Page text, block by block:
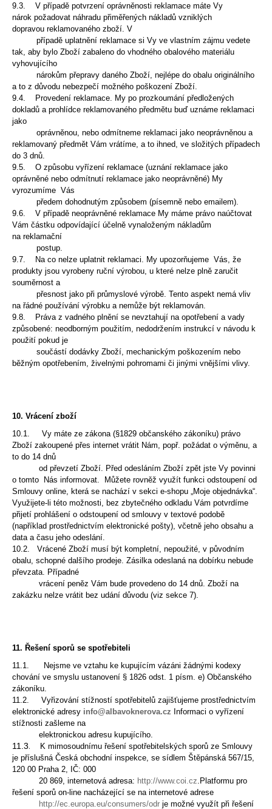
9.3. V případě potvrzení oprávněnosti reklamace máte Vy
nárok požadovat náhradu přiměřených nákladů vzniklých
dopravou reklamovaného zboží. V
případě uplatnění reklamace si Vy ve vlastním zájmu vedete
tak, aby bylo Zboží zabaleno do vhodného obalového materiálu
vyhovujícího
nárokům přepravy daného Zboží, nejlépe do obalu originálního
a to z důvodu nebezpečí možného poškození Zboží.
9.4. Provedení reklamace. My po prozkoumání předložených
dokladů a prohlídce reklamovaného předmětu buď uznáme reklamaci
jako
oprávněnou, nebo odmítneme reklamaci jako neoprávněnou a
reklamovaný předmět Vám vrátíme, a to ihned, ve složitých případech
do 3 dnů.
9.5. O způsobu vyřízení reklamace (uznání reklamace jako
oprávněné nebo odmítnutí reklamace jako neoprávněné) My
vyrozumíme Vás
předem dohodnutým způsobem (písemně nebo emailem).
9.6. V případě neoprávněné reklamace My máme právo naúčtovat
Vám částku odpovídající účelně vynaloženým nákladům
na reklamační
postup.
9.7. Na co nelze uplatnit reklamaci. My upozorňujeme Vás, že
produkty jsou vyrobeny ruční výrobou, u které nelze plně zaručit
souměrnost a
přesnost jako při průmyslové výrobě. Tento aspekt nemá vliv
na řádné používání výrobku a nemůže být reklamován.
9.8. Práva z vadného plnění se nevztahují na opotřebení a vady
způsobené: neodborným použitím, nedodržením instrukcí v návodu k
použití pokud je
součástí dodávky Zboží, mechanickým poškozením nebo
běžným opotřebením, živelnými pohromami či jinými vnějšími vlivy.
10. Vrácení zboží
10.1. Vy máte ze zákona (§1829 občanského zákoníku) právo
Zboží zakoupené přes internet vrátit Nám , popř. požádat o výměnu, a
to do 14 dnů
od převzetí Zboží. Před odesláním Zboží zpět jste Vy povinni
o tomto Nás informovat. Můžete rovněž využít funkci odstoupení od
Smlouvy online, která se nachází v sekci e-shopu „Moje objednávka“.
Využijete-li této možnosti, bez zbytečného odkladu Vám potvrdíme
přijetí prohlášení o odstoupení od smlouvy v textové podobě
(například prostřednictvím elektronické pošty), včetně jeho obsahu a
data a času jeho odeslání.
10.2. Vrácené Zboží musí být kompletní, nepoužité, v původním
obalu, schopné dalšího prodeje. Zásilka odeslaná na dobírku nebude
převzata. Případné
vrácení peněz Vám bude provedeno do 14 dnů. Zboží na
zakázku nelze vrátit bez udání důvodu (viz sekce 7).
11. Řešení sporů se spotřebiteli
11.1. Nejsme ve vztahu ke kupujícím vázáni žádnými kodexy
chování ve smyslu ustanovení § 1826 odst. 1 písm. e) Občanského
zákoníku.
11.2. Vyřizování stížností spotřebitelů zajišťujeme prostřednictvím
elektronické adresy info@albavoknerova.cz Informaci o vyřízení
stížnosti zašleme na
elektronickou adresu kupujícího.
11.3.
K mimosoudnímu řešení spotřebitelských sporů ze Smlouvy
je příslušná Česká obchodní inspekce, se sídlem Štěpánská 567/15,
120 00 Praha 2, IČ: 000
20 869, internetová adresa: http://www.coi.cz Platformu pro
řešení sporů on-line nacházející se na internetové adrese
http://ec.europa.eu/consumers/odr je možné využít při řešení